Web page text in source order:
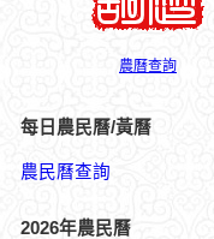
農曆查詢
每日農民曆/黃曆
農民曆查詢
2026年農民曆